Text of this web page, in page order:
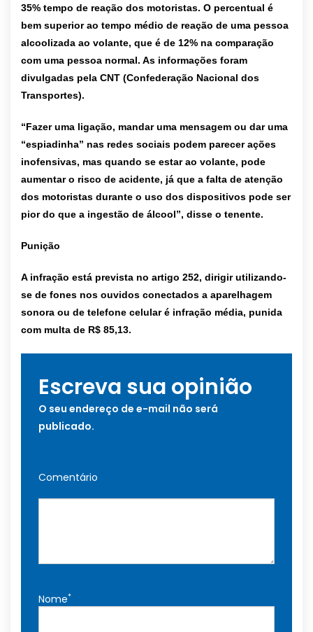
35% tempo de reação dos motoristas. O percentual é
bem superior ao tempo médio de reação de uma pessoa
alcoolizada ao volante, que é de 12% na comparação
com uma pessoa normal. As informações foram
divulgadas pela CNT (Confederação Nacional dos
Transportes).
“Fazer uma ligação, mandar uma mensagem ou dar uma
“espiadinha” nas redes sociais podem parecer ações
inofensivas, mas quando se estar ao volante, pode
aumentar o risco de acidente, já que a falta de atenção
dos motoristas durante o uso dos dispositivos pode ser
pior do que a ingestão de álcool”, disse o tenente.
Punição
A infração está prevista no artigo 252, dirigir utilizando-
se de fones nos ouvidos conectados a aparelhagem
sonora ou de telefone celular é infração média, punida
com multa de R$ 85,13.
Escreva sua opinião
O seu endereço de e-mail não será
publicado.
Comentário
Nome*